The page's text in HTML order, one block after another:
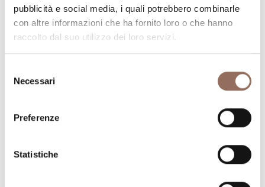
pubblicità e social media, i quali potrebbero combinarle
con altre informazioni che ha fornito loro o che hanno
raccolto dal suo utilizzo dei loro servizi.
delNecessari
Preferenze
Statistiche
comunicando quotidianamente attraversoemaile social
network.
Lasofisticatawebcam,oggi ripristinata con l’aiuto
e i
Comuni di
riproduce una
immagini l’anno, con collegamenti puntuali a notizie che
i percorsi in bicicletta, i vigneti e le coltivazioni
avuto una lunga